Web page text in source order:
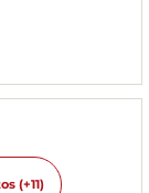
Ver las fotos (+11)